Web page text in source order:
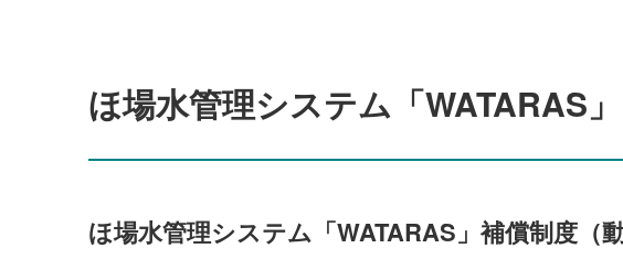
ほ場水管理システム「WATARAS」
ほ場水管理システム「WATARAS」補償制度（